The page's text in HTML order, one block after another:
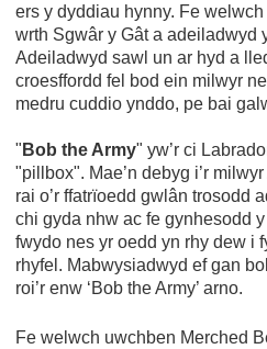
ers y dyddiau hynny. Fe welwch
wrth Sgwâr y Gât a adeiladwyd
Adeiladwyd sawl un ar hyd a
croesffordd fel bod ein milwyr
medru cuddio ynddo, pe bai
" Bob the Army" yw’r ci
"pillbox". Mae’n debyg i’r
rai o’r ffatrïoedd gwlân trosodd
chi gyda nhw ac fe gynhesodd
fwydo nes yr oedd yn rhy dew i
rhyfel. Mabwysiadwyd ef gan
roi’r enw ‘Bob the Army’ arno.
Fe welwch uwchben Merched